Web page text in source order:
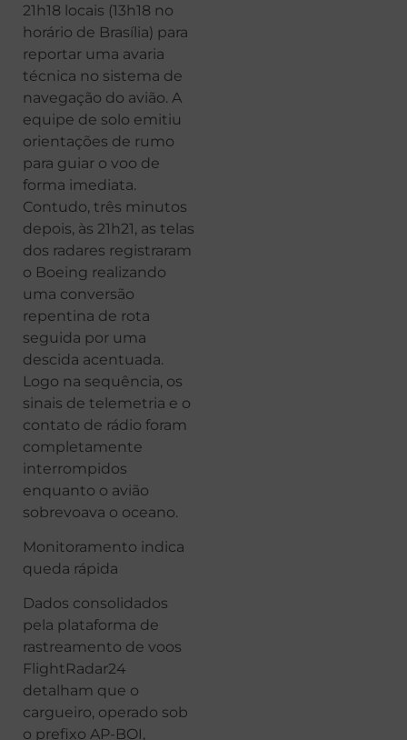
21h18 locais (13h18 no
horário de Brasília) para
reportar uma avaria
técnica no sistema de
navegação do avião. A
equipe de solo emitiu
orientações de rumo
para guiar o voo de
forma imediata.
Contudo, três minutos
depois, às 21h21, as telas
dos radares registraram
o Boeing realizando
uma conversão
repentina de rota
seguida por uma
descida acentuada.
Logo na sequência, os
sinais de telemetria e o
contato de rádio foram
completamente
interrompidos
enquanto o avião
sobrevoava o oceano.
Monitoramento indica
queda rápida
Dados consolidados
pela plataforma de
rastreamento de voos
FlightRadar24
detalham que o
cargueiro, operado sob
o prefixo AP-BOI,